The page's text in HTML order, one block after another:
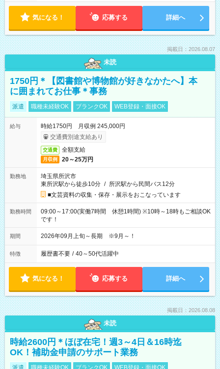
気になる！ 応募する 詳細へ
掲載日：2026.08.07
未読
1750円＊【図書館や博物館が好きなかたへ】本
に囲まれてお仕事＊事務
派遣 職種未経験OK ブランクOK WEB登録・面接OK
給与
時給1750円 月収例 245,000円
交通費別途支給あり
交通費 全額支給
月収例 20～25万円
勤務地
埼玉県所沢市
東所沢駅から徒歩10分 / 所沢駅から民間バス12分
■文芸資料の収集・保存・展示をおこなっています
勤務時間
09:00～17:00(実働7時間 休憩1時間) ※10時～18時もご相談OK
です！
期間 2026年09月上旬～長期 ※9月～！
特徴 履歴書不要 / 40～50代活躍中
気になる！ 応募する 詳細へ
掲載日：2026.08.08
未読
時給2600円＊ほぼ在宅！週3～4日＆16時迄
OK！補助金申請のサポート業務
派遣 職種未経験OK ブランクOK WEB登録・面接OK